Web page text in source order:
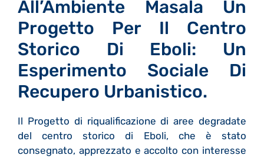
All’Ambiente Masala Un
Progetto Per Il Centro
Storico Di Eboli: Un
Esperimento Sociale Di
Recupero Urbanistico.
Il Progetto di riqualificazione di aree degradate
del centro storico di Eboli, che è stato
consegnato, apprezzato e accolto con interesse